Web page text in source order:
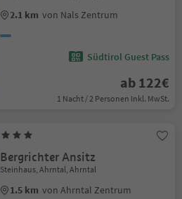
2.1 km von Nals Zentrum
Südtirol Guest Pass
ab 122€
1 Nacht / 2 Personen Inkl. MwSt.
Bergrichter Ansitz
Steinhaus, Ahrntal, Ahrntal
1.5 km von Ahrntal Zentrum